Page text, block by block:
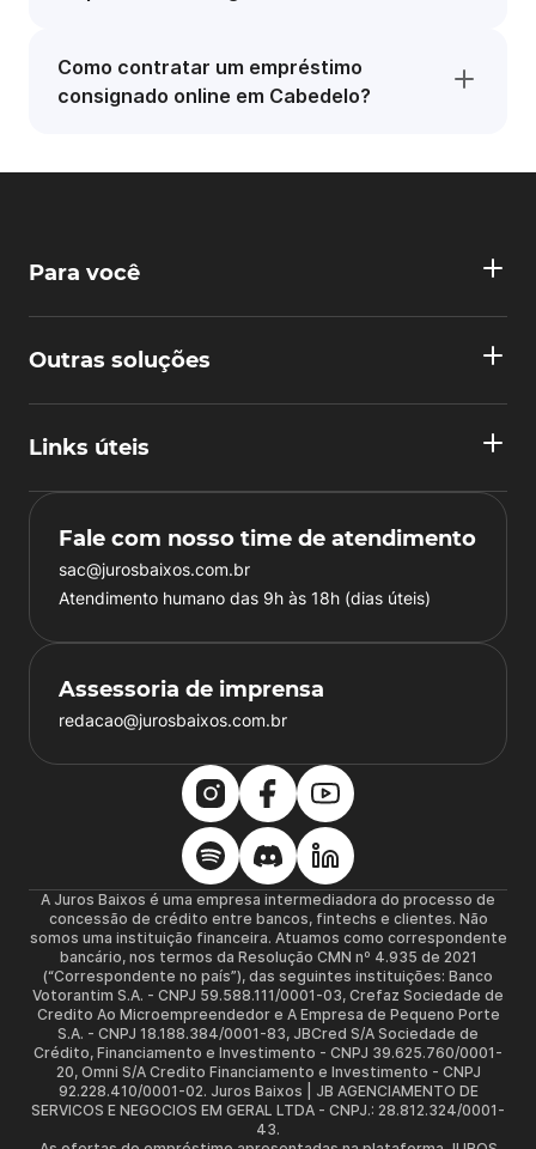
Como contratar um empréstimo
consignado online em Cabedelo?
Para você
Outras soluções
Links úteis
Fale com nosso time de atendimento
sac@jurosbaixos.com.br
Atendimento humano das 9h às 18h (dias úteis)
Assessoria de imprensa
redacao@jurosbaixos.com.br
A Juros Baixos é uma empresa intermediadora do processo de
concessão de crédito entre bancos, fintechs e clientes. Não
somos uma instituição financeira. Atuamos como correspondente
bancário, nos termos da Resolução CMN nº 4.935 de 2021
(“Correspondente no país”), das seguintes instituições: Banco
Votorantim S.A. - CNPJ 59.588.111/0001-03, Crefaz Sociedade de
Credito Ao Microempreendedor e A Empresa de Pequeno Porte
S.A. - CNPJ 18.188.384/0001-83, JBCred S/A Sociedade de
Crédito, Financiamento e Investimento - CNPJ 39.625.760/0001-
20, Omni S/A Credito Financiamento e Investimento - CNPJ
92.228.410/0001-02. Juros Baixos | JB AGENCIAMENTO DE
SERVICOS E NEGOCIOS EM GERAL LTDA - CNPJ.: 28.812.324/0001-
43.